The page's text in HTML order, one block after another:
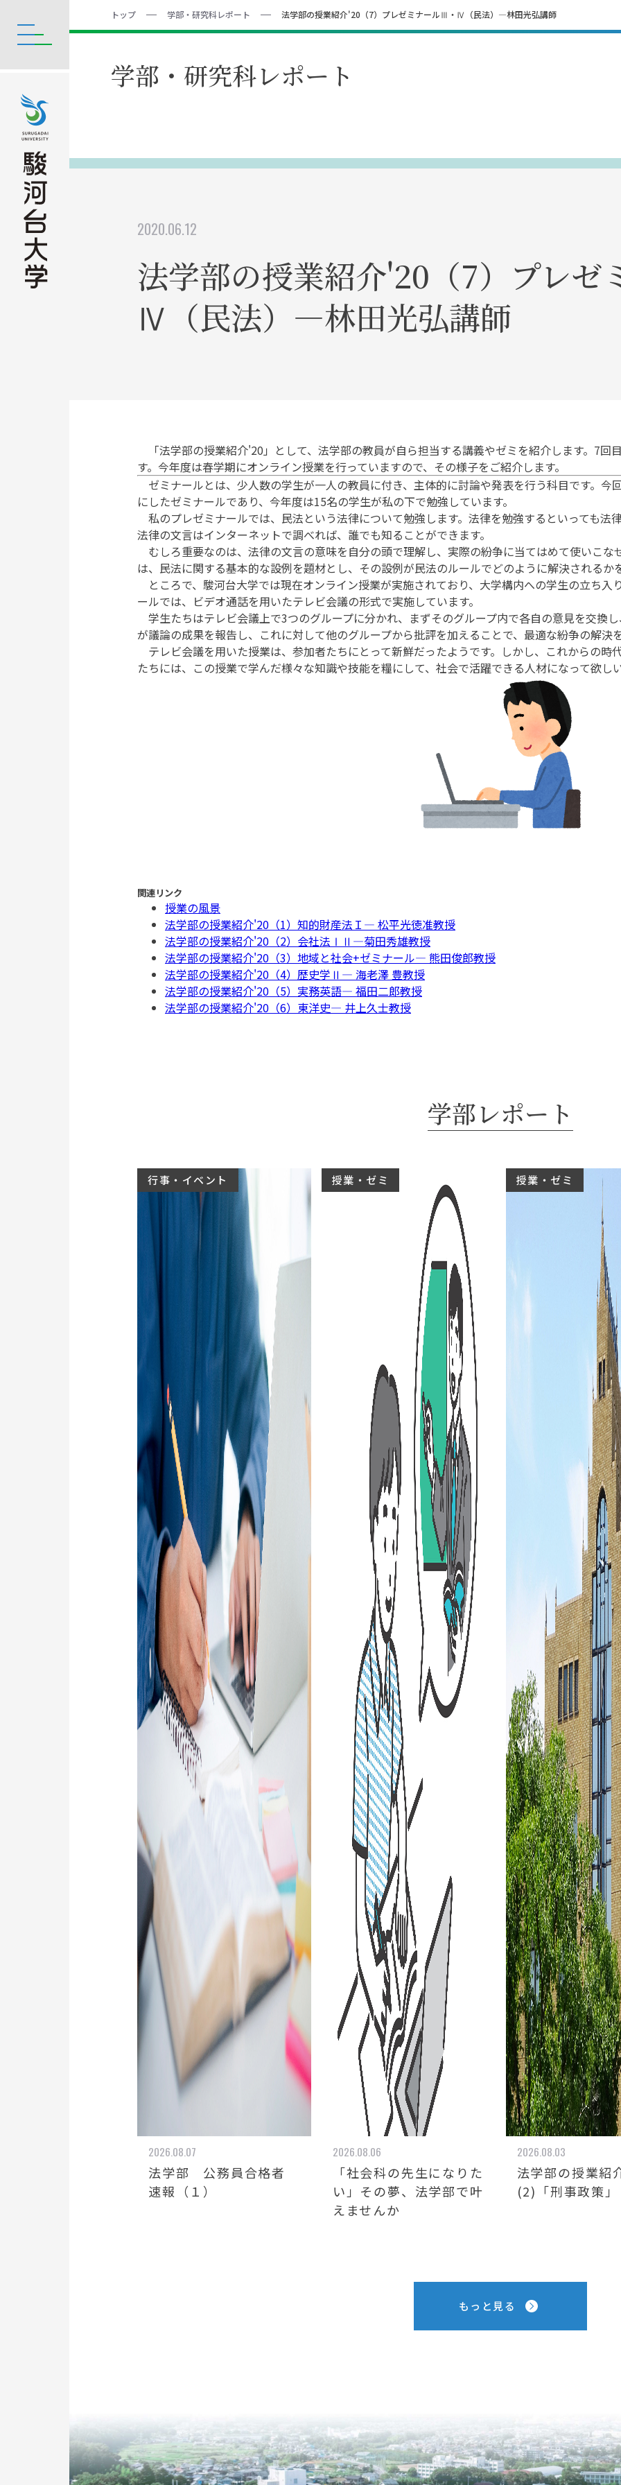
トップ 学部・研究科レポート 法学部の授業紹介'20（7）プレゼミナールⅢ・Ⅳ（民法）―林田光弘講師
学部・研究科レポート
2020.06.12
法学部の授業紹介'20（7）プレ
Ⅳ（民法）―林田光弘講師
「法学部の授業紹介'20」として、法学部の教員が自ら担当する講義やゼミを紹介します。7
す。今年度は春学期にオンライン授業を行っていますので、その様子をご紹介します。
ゼミナールとは、少人数の学生が一人の教員に付き、主体的に討論や発表を行う科目です。
にしたゼミナールであり、今年度は15名の学生が私の下で勉強しています。
私のプレゼミナールでは、民法という法律について勉強します。法律を勉強するといっても法
法律の文言はインターネットで調べれば、誰でも知ることができます。
むしろ重要なのは、法律の文言の意味を自分の頭で理解し、実際の紛争に当てはめて使いこな
は、民法に関する基本的な設例を題材とし、その設例が民法のルールでどのように解決されるか
ところで、駿河台大学では現在オンライン授業が実施されており、大学構内への学生の立ち入
ールでは、ビデオ通話を用いたテレビ会議の形式で実施しています。
学生たちはテレビ会議上で3つのグループに分かれ、まずそのグループ内で各自の意見を交換
が議論の成果を報告し、これに対して他のグループから批評を加えることで、最適な紛争の解決
テレビ会議を用いた授業は、参加者たちにとって新鮮だったようです。しかし、これからの時
たちには、この授業で学んだ様々な知識や技能を糧にして、社会で活躍できる人材になって欲し
関連リンク
授業の風景
法学部の授業紹介'20（1）知的財産法Ｉ― 松平光徳准教授
法学部の授業紹介'20（2）会社法ⅠⅡ―菊田秀雄教授
法学部の授業紹介'20（3）地域と社会+ゼミナール― 熊田俊郎教授
法学部の授業紹介'20（4）歴史学Ⅱ― 海老澤 豊教授
法学部の授業紹介'20（5）実務英語― 福田二郎教授
法学部の授業紹介'20（6）東洋史― 井上久士教授
学部レポート
2026.08.07
行事・イベント
法学部 公務員合格者
速報（１）
2026.08.06
授業・ゼミ
「社会科の先生になりた
い」その夢、法学部で叶
えませんか
2026.08.03
授業・ゼミ
法学部の授業紹
(2)「刑事政策」
もっと見る